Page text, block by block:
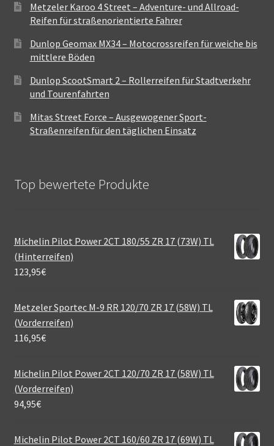
Metzeler Karoo 4 Street – Adventure- und Allroad-
Reifen für straßenorientierte Fahrer
Dunlop Geomax MX34 – Motocrossreifen für weiche bis
mittlere Böden
Dunlop ScootSmart 2 – Rollerreifen für Stadtverkehr
und Tourenfahrten
Mitas Street Force – Ausgewogener Sport-
Straßenreifen für den täglichen Einsatz
Top bewertete Produkte
Michelin Pilot Power 2CT 180/55 ZR 17 (73W) TL
(Hinterreifen)
123,95€
Metzeler Sportec M-9 RR 120/70 ZR 17 (58W) TL
(Vorderreifen)
116,95€
Michelin Pilot Power 2CT 120/70 ZR 17 (58W) TL
(Vorderreifen)
94,95€
Michelin Pilot Power 2CT 160/60 ZR 17 (69W) TL